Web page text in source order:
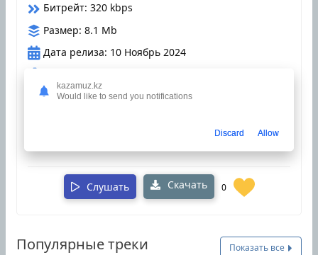
Битрейт: 320 kbps
Размер: 8.1 Mb
Дата релиза: 10 Ноябрь 2024
Оцените трек
Слушать Скачать 0
Популярные треки Показать все
kazamuz.kz
Would like to send you notifications
Discard Allow